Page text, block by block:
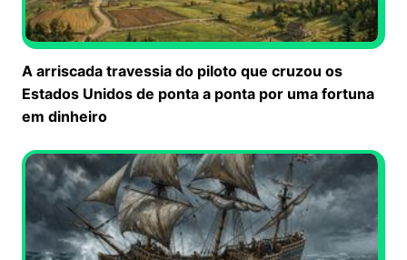
A arriscada travessia do piloto que cruzou os
Estados Unidos de ponta a ponta por uma fortuna
em dinheiro